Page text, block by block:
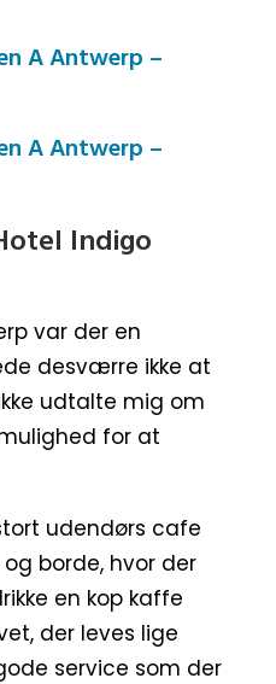
Indigo
var der en
desværre ikke at
udtalte mig om
for at
udendørs cafe
borde, hvor der
en kop kaffe
der leves lige
service som der